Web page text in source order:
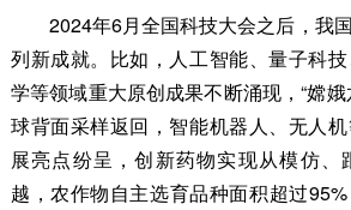
2024年6月全国科技大会之后，我
列新成就。比如，人工智能、量子科
学等领域重大原创成果不断涌现，“嫦娥
球背面采样返回，智能机器人、无人
展亮点纷呈，创新药物实现从模仿、
越，农作物自主选育品种面积超过